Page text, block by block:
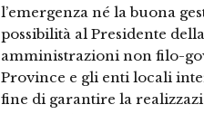
l’emergenza né la buona
possibilità al Presidente
amministrazioni non filo-
Province e gli enti locali
fine di garantire la